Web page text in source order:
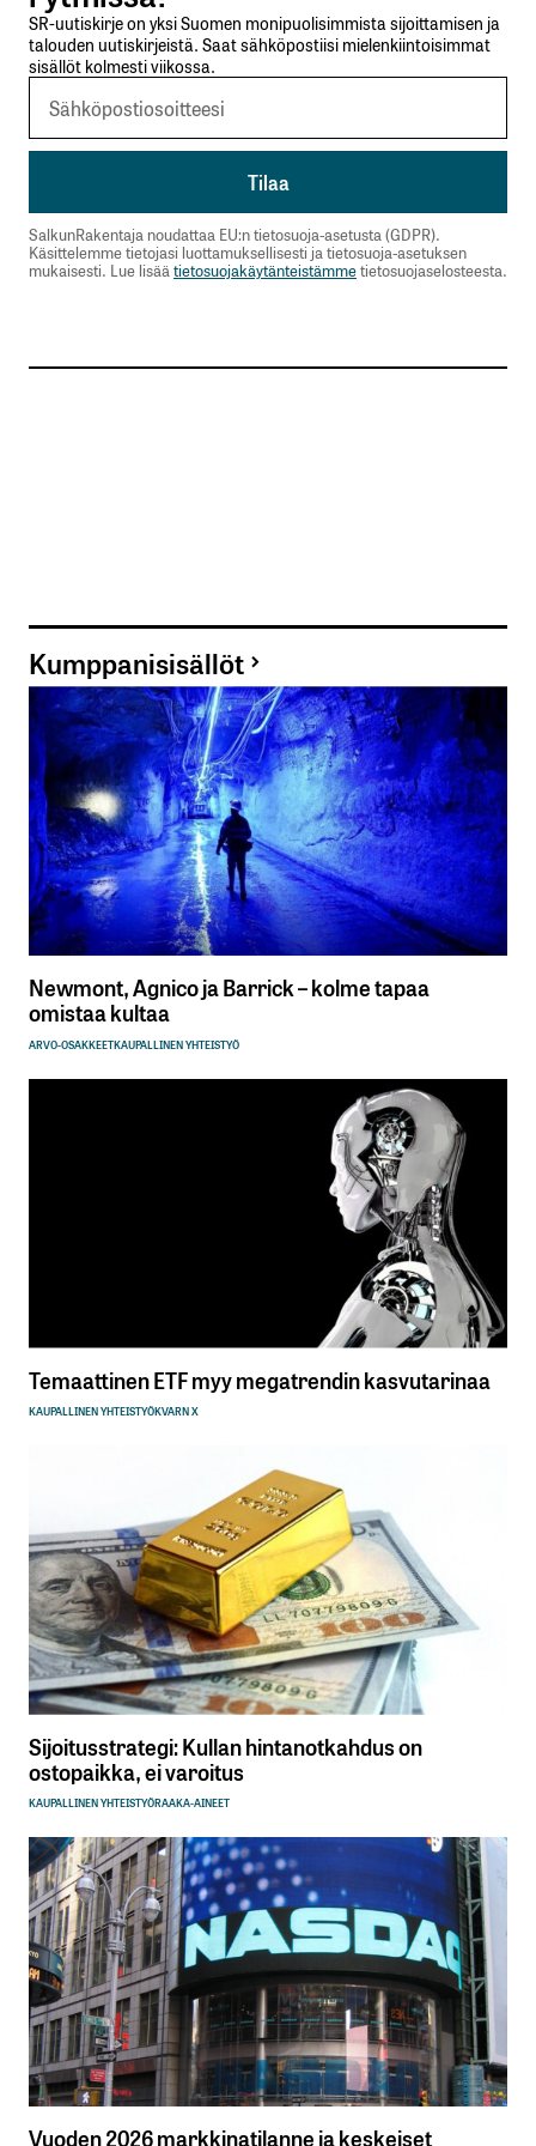
SR-uutiskirje on yksi Suomen monipuolisimmista sijoittamisen ja
talouden uutiskirjeistä. Saat sähköpostiisi mielenkiintoisimmat
sisällöt kolmesti viikossa.
SalkunRakentaja noudattaa EU:n tietosuoja-asetusta (GDPR).
Käsittelemme tietojasi luottamuksellisesti ja tietosuoja-asetuksen
mukaisesti. Lue lisää tietosuojakäytänteistämmetietosuojaselosteesta.
Kumppanisisällöt
Newmont, Agnico ja Barrick – kolme tapaa
omistaa kultaa
ARVO-OSAKKEETKAUPALLINEN YHTEISTYÖ
Temaattinen ETF myy megatrendin kasvutarinaa
KAUPALLINEN YHTEISTYÖKVARN X
Sijoitusstrategi: Kullan hintanotkahdus on
ostopaikka, ei varoitus
KAUPALLINEN YHTEISTYÖRAAKA-AINEET
Vuoden 2026 markkinatilanne ja keskeiset